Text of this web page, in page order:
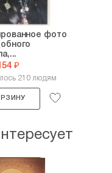
фото
₽
210 людям